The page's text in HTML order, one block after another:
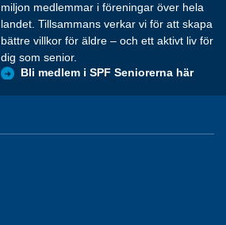
miljon medlemmar i föreningar över hela
landet. Tillsammans verkar vi för att skapa
bättre villkor för äldre – och ett aktivt liv för
dig som senior.
Bli medlem i SPF Seniorerna här